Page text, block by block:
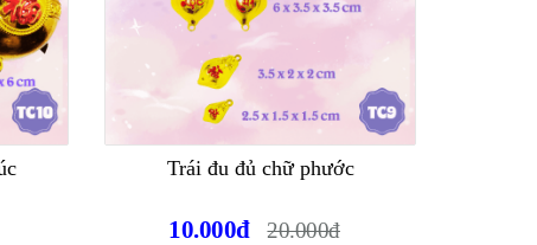
Trái đu đủ chữ phước
10.000đ 20.000đ